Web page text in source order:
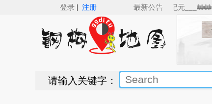
登录 | 注册 最新公告
for Revit（v5.0）来了，Revit钢结构建模新纪元___🚋🚋🚋🚋
请输入关键字：